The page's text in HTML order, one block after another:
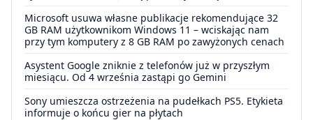
Microsoft usuwa własne publikacje rekomendujące 32
GB RAM użytkownikom Windows 11 – wciskając nam
przy tym komputery z 8 GB RAM po zawyżonych cenach
Asystent Google zniknie z telefonów już w przyszłym
miesiącu. Od 4 września zastąpi go Gemini
Sony umieszcza ostrzeżenia na pudełkach PS5. Etykieta
informuje o końcu gier na płytach